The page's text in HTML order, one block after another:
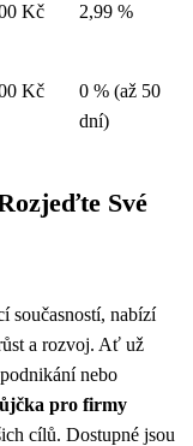
Kč 2,99 %
Kč
0 % (až 50
dní)
Své
současností, nabízí
a rozvoj. Ať už
nebo
pro firmy
cílů. Dostupné jsou